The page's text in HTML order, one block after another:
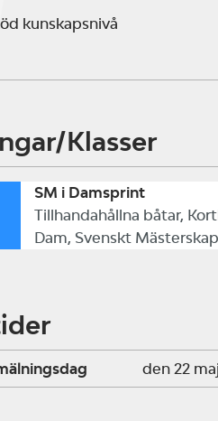
kunskapsnivå
Klasser
SM i Damsprint
Tillhandahållna båtar,
Dam, Svenskt Mästerskap
den 22